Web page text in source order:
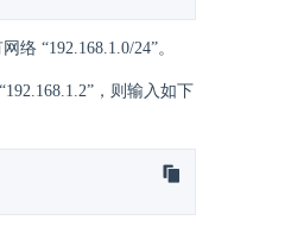
络 “192.168.1.0/24”。
，则输入如下